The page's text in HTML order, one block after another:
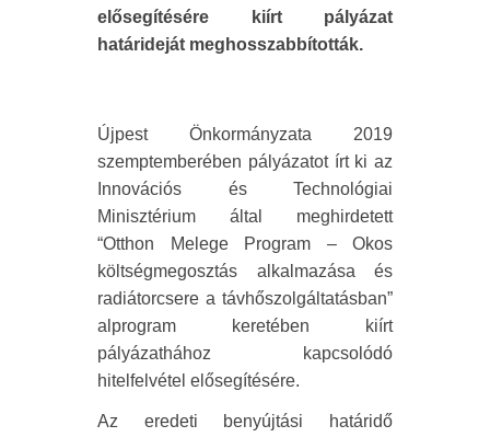
elősegítésére kiírt pályázat
határideját meghosszabbították.
Újpest Önkormányzata 2019
szemptemberében pályázatot írt ki az
Innovációs és Technológiai
Minisztérium által meghirdetett
“Otthon Melege Program – Okos
költségmegosztás alkalmazása és
radiátorcsere a távhőszolgáltatásban”
alprogram keretében kiírt
pályázathához kapcsolódó
hitelfelvétel elősegítésére.
Az eredeti benyújtási határidő